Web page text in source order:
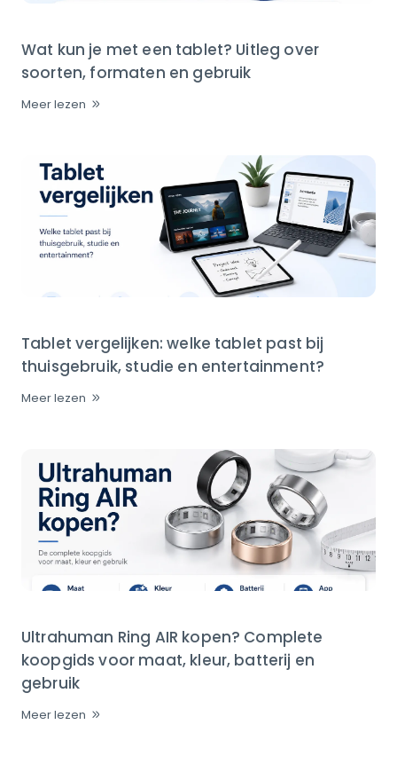
Wat kun je met een tablet? Uitleg over
soorten, formaten en gebruik
Meer lezen
Tablet vergelijken: welke tablet past bij
thuisgebruik, studie en entertainment?
Meer lezen
Ultrahuman Ring AIR kopen? Complete
koopgids voor maat, kleur, batterij en
gebruik
Meer lezen